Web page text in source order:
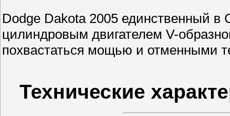
Dodge Dakota 2005 единственный
цилиндровым двигателем V-
похвастаться мощью и отменными
Технические